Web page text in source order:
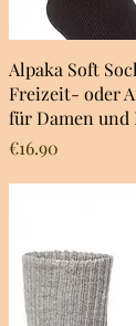
Alpaka Soft
Freizeit- oder
für Damen und
Price
€16.90